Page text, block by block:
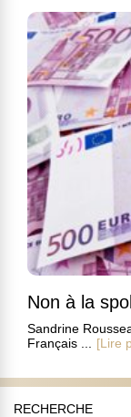
Non à la
Sandrine
Français ...
[Lire
RECHERCHE